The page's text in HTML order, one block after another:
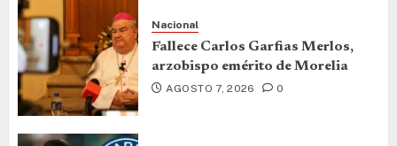
Nacional
Fallece Carlos Garfias Merlos,
arzobispo emérito de Morelia
AGOSTO 7, 2026 0